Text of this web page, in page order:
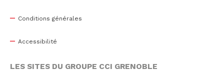
Conditions générales
Accessibilité
LES SITES DU GROUPE CCI GRENOBLE